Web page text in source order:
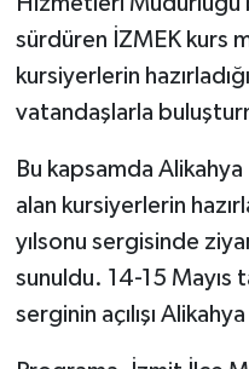
sürdüren İZMEK kurs
kursiyerlerin
vatandaşlarla
Bu kapsamda
alan kursiyerlerin
yılsonu sergisinde
sunuldu. 14-15
serginin açılışı